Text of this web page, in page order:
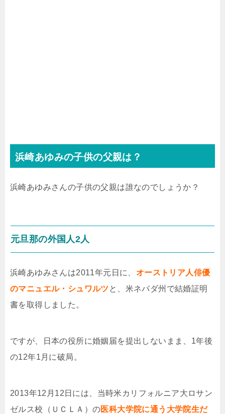
浜崎あゆみの子供の父親は？
浜崎あゆみさんの子供の父親は誰なのでしょうか？
元旦那の外国人2人
浜崎あゆみさんは2011年元日に、 オーストリア人俳優
のマニュエル・シュワルツ と、米ネバダ州で結婚証明
書を取得しました。
ですが、日本の役所に婚姻届を提出しないまま、1年後
の12年1月に破局。
2013年12月12日には、当時米カリフォルニア大ロサン
ゼルス校（ＵＣＬＡ）の医科大学院に通う大学院生だ